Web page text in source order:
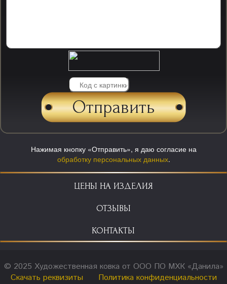
Нажимая кнопку «Отправить», я даю согласие на
обработку персональных данных.
ЦЕНЫ НА ИЗДЕЛИЯ
ОТЗЫВЫ
КОНТАКТЫ
© 2025 Художественная ковка от ООО ПО МХК «Данила»
Скачать реквизиты
Политика конфиденциальности